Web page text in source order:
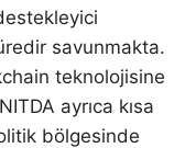
savunmakta.
teknolojisine
ayrıca kısa
bölgesinde